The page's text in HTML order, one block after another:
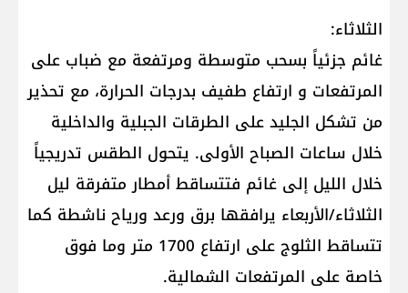
الثلاثاء:
غائم جزئياً بسحب متوسطة ومرتفعة مع ضباب على
المرتفعات و ارتفاع طفيف بدرجات الحرارة، مع تحذير
من تشكل الجليد على الطرقات الجبلية والداخلية
خلال ساعات الصباح الأولى. يتحول الطقس تدريجياً
خلال الليل إلى غائم فتتساقط أمطار متفرقة ليل
الثلاثاء/الأربعاء يرافقها برق ورعد ورياح ناشطة كما
تتساقط الثلوج على ارتفاع 1700 متر وما فوق
خاصة على المرتفعات الشمالية.